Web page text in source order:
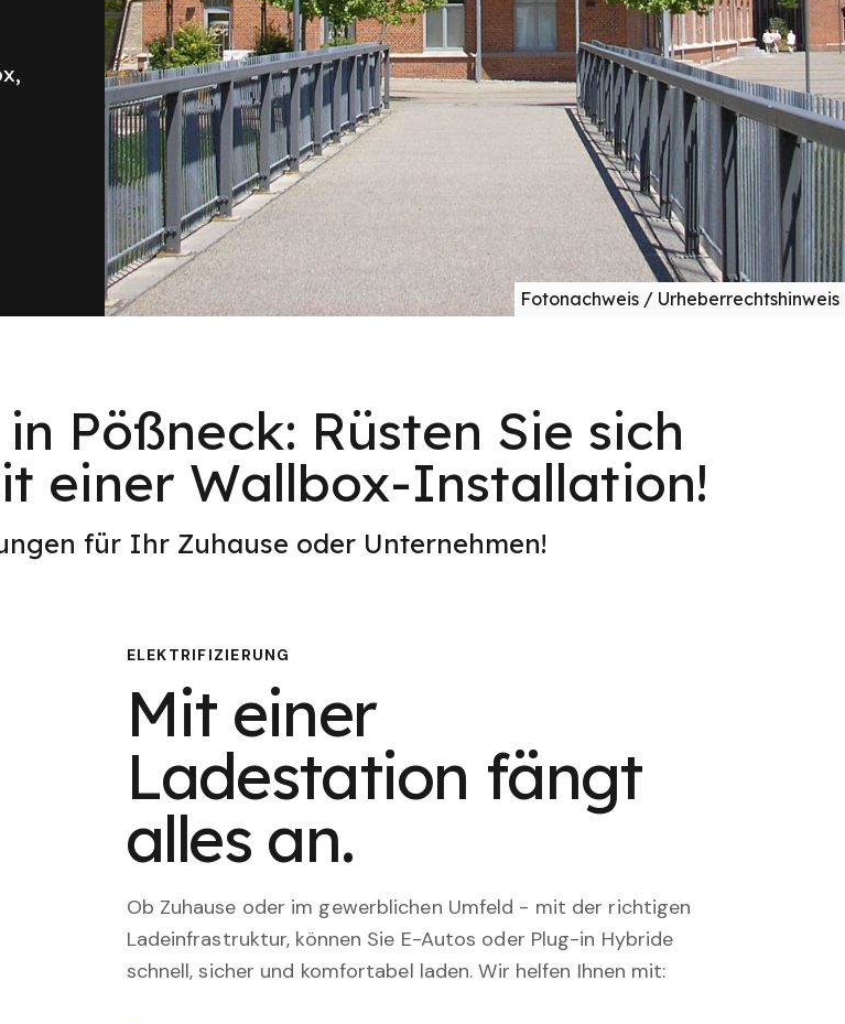
Fotonachweis / Urheberrechtshinweis
Pößneck: Rüsten Sie sich
einer Wallbox-Installation!
für Ihr Zuhause oder Unternehmen!
ELEKTRIFIZIERUNG
Mit einer
Ladestation fängt
alles an.
Ob Zuhause oder im gewerblichen Umfeld - mit der richtigen
Ladeinfrastruktur, können Sie E-Autos oder Plug-in Hybride
schnell, sicher und komfortabel laden. Wir helfen Ihnen mit: